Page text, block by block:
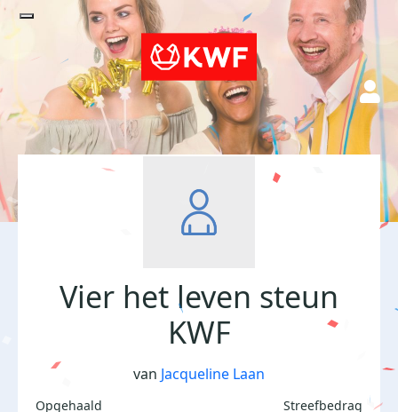
Vier het leven steun
KWF
van Jacqueline Laan
Opgehaald Streefbedrag